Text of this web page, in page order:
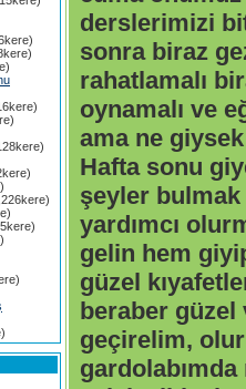
derslerimizi
sonra biraz
rahatlamalı
oynamalı ve
ama ne
Hafta sonu
şeyler
yardımcı
gelin hem
güzel
beraber güzel
geçirelim,